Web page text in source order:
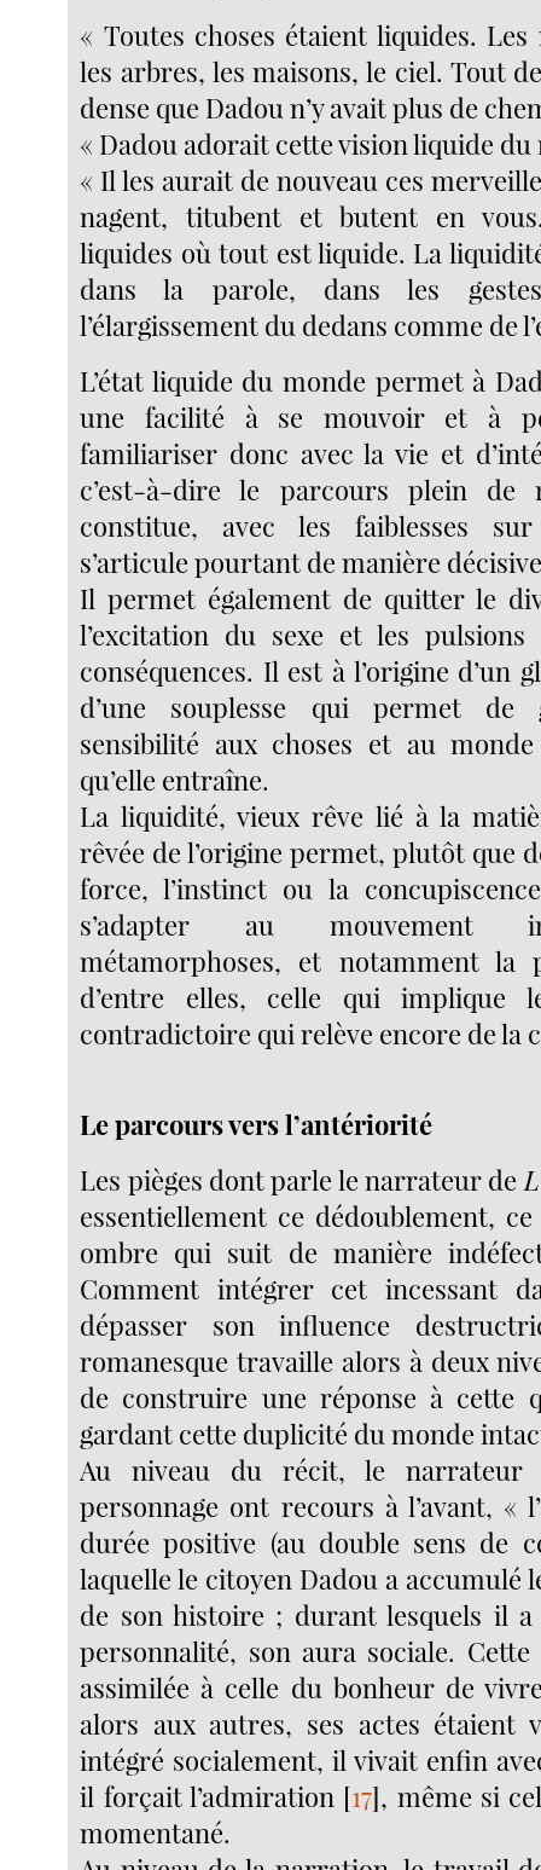
« Toutes choses étaient liquides.
les arbres, les maisons, le ciel. Tout
dense que Dadou n’y avait plus de
« Dadou adorait cette vision liquide du
« Il les aurait de nouveau ces
nagent, titubent et butent en
liquides où tout est liquide. La
dans la parole, dans les
l’élargissement du dedans comme de
L’état liquide du monde permet à
une facilité à se mouvoir et à
familiariser donc avec la vie et
c’est-à-dire le parcours plein de
constitue, avec les faiblesses
s’articule pourtant de manière
Il permet également de quitter le
l’excitation du sexe et les
conséquences. Il est à l’origine d’un
d’une souplesse qui permet de
sensibilité aux choses et au
qu’elle entraîne.
La liquidité, vieux rêve lié à la
rêvée de l’origine permet, plutôt que
force, l’instinct ou la
s’adapter au mouvement
métamorphoses, et notamment la
d’entre elles, celle qui implique
contradictoire qui relève encore de la
Le parcours vers l’antériorité
Les pièges dont parle le narrateur de
essentiellement ce dédoublement,
ombre qui suit de manière
Comment intégrer cet incessant
dépasser son influence
romanesque travaille alors à deux
de construire une réponse à cette
gardant cette duplicité du monde
Au niveau du récit, le
personnage ont recours à l’avant, «
durée positive (au double sens de
laquelle le citoyen Dadou a accumulé
de son histoire ; durant lesquels il
personnalité, son aura sociale.
assimilée à celle du bonheur de
alors aux autres, ses actes étaient
intégré socialement, il vivait enfin
il forçait l’admiration[17], même si
momentané.